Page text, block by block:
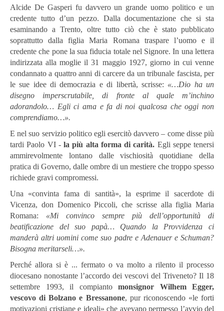
Alcide De Gasperi fu davvero un grande uomo politico e un
credente tutto d’un pezzo. Dalla documentazione che si sta
esaminando a Trento, oltre tutto ciò che è stato pubblicato
soprattutto dalla figlia Maria Romana traspare l’uomo e il
credente che pone la sua fiducia totale nel Signore. In una lettera
indirizzata alla moglie il 31 maggio 1927, giorno in cui venne
condannato a quattro anni di carcere da un tribunale fascista, per
le sue idee di democrazia e di libertà, scrisse: «…Dio ha un
disegno imperscrutabile, di fronte al quale m’inchino
adorandolo… Egli ci ama e fa di noi qualcosa che oggi non
comprendiamo…».
E nel suo servizio politico egli esercitò davvero – come disse più
tardi Paolo VI - la più alta forma di carità. Egli seppe tenersi
ammirevolmente lontano dalle vischiosità quotidiane della
pratica di Governo, dalle ombre di un mestiere che troppo spesso
richiede gravi compromessi.
Una «convinta fama di santità», la esprime il sacerdote di
Vicenza, don Domenico Piccoli, che scrisse alla figlia Maria
Romana: «Mi convinco sempre più dell’opportunità di
beatificazione del suo papà… Quando la Provvidenza ci
manderà altri uomini come suo padre e Adenauer e Schuman?
Bisogna meritarseli…».
Perché allora si è ... fermato o va molto a rilento il processo
diocesano nonostante l’accordo dei vescovi del Triveneto? Il 18
settembre 1993, il compianto monsignor Wilhem Egger,
vescovo di Bolzano e Bressanone, pur riconoscendo «le forti
motivazioni cristiane e ideali» che avevano permesso l’avvio del